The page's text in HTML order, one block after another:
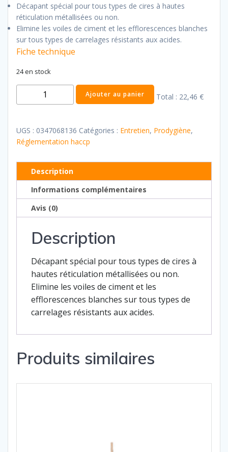
Décapant spécial pour tous types de cires à hautes
réticulation métallisées ou non.
Elimine les voiles de ciment et les efflorescences blanches
sur tous types de carrelages résistants aux acides.
Fiche technique
24 en stock
quantité
de
Cires
Terres
Ajouter au panier Total : 22,46 €
UGS : 0347068136 Catégories : Entretien, Prodygiène,
Réglementation haccp
Description
Informations complémentaires
Avis (0)
Description
Décapant spécial pour tous types de cires à
hautes réticulation métallisées ou non.
Elimine les voiles de ciment et les
efflorescences blanches sur tous types de
carrelages résistants aux acides.
Produits similaires